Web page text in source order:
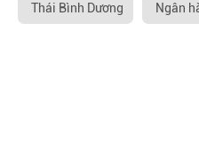
Thái Bình Dương Ngân